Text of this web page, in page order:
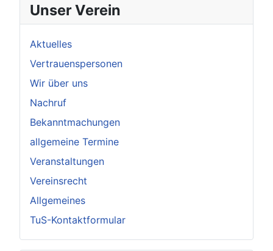
Unser Verein
Aktuelles
Vertrauenspersonen
Wir über uns
Nachruf
Bekanntmachungen
allgemeine Termine
Veranstaltungen
Vereinsrecht
Allgemeines
TuS-Kontaktformular